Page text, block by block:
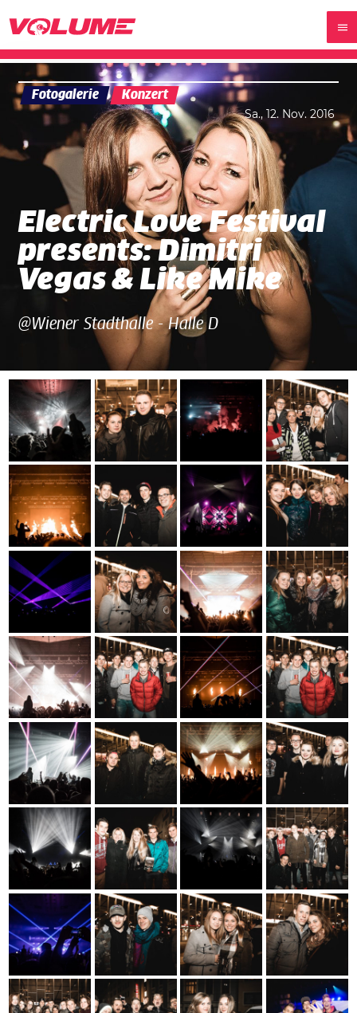
Fotogalerie Konzert
Sa., 12. Nov. 2016
Electric Love Festival
presents: Dimitri
Vegas & Like Mike
@Wiener Stadthalle - Halle D